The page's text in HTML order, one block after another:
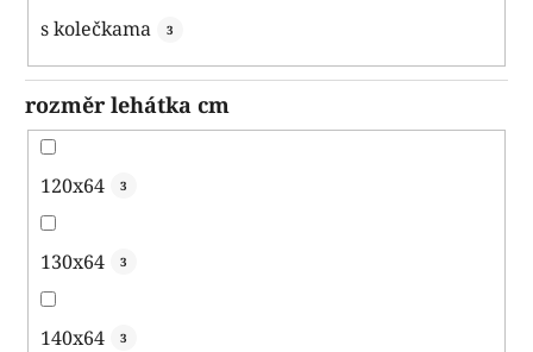
s kolečkama 3
rozměr lehátka cm
120x64 3
130x64 3
140x64 3